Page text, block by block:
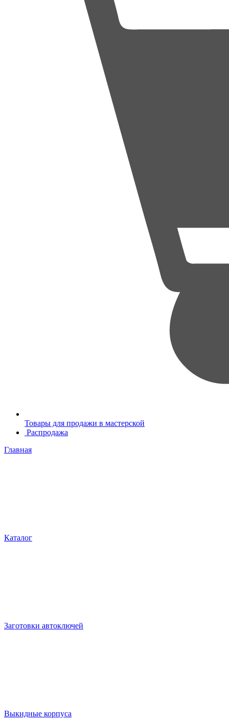
Товары для продажи в мастерской
Распродажа
Главная
Каталог
Заготовки автоключей
Выкидные корпуса